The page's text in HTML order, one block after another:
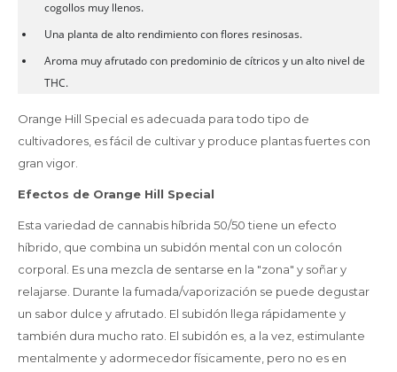
cogollos muy llenos.
Una planta de alto rendimiento con flores resinosas.
Aroma muy afrutado con predominio de cítricos y un alto nivel de
THC.
Orange Hill Special es adecuada para todo tipo de
cultivadores, es fácil de cultivar y produce plantas fuertes con
gran vigor.
Efectos de Orange Hill Special
Esta variedad de cannabis híbrida 50/50 tiene un efecto
híbrido, que combina un subidón mental con un colocón
corporal. Es una mezcla de sentarse en la "zona" y soñar y
relajarse. Durante la fumada/vaporización se puede degustar
un sabor dulce y afrutado. El subidón llega rápidamente y
también dura mucho rato. El subidón es, a la vez, estimulante
mentalmente y adormecedor físicamente, pero no es en